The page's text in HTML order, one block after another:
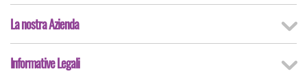
La nostra Azienda
Informative Legali